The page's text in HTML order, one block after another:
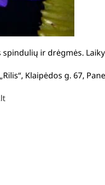
ir drėgmės.
Klaipėdos g. 67,